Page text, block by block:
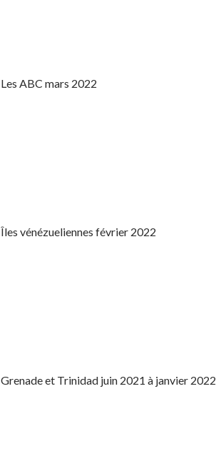
Les ABC mars 2022
Îles vénézueliennes février 2022
Grenade et Trinidad juin 2021 à janvier 2022